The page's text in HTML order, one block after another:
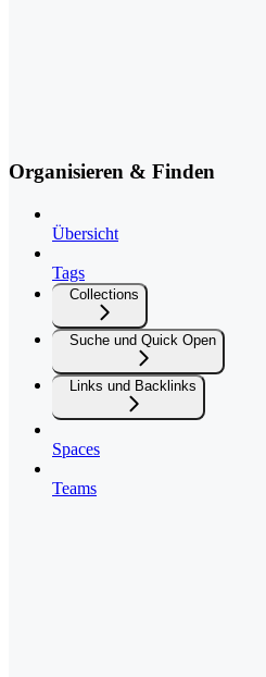
Organisieren & Finden
Übersicht
Tags
Collections
Suche und Quick Open
Links und Backlinks
Spaces
Teams